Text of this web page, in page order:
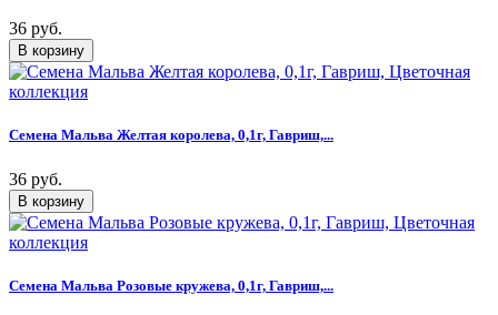
36 руб.
Семена Мальва Желтая королева, 0,1г, Гавриш,...
36 руб.
Семена Мальва Розовые кружева, 0,1г, Гавриш,...